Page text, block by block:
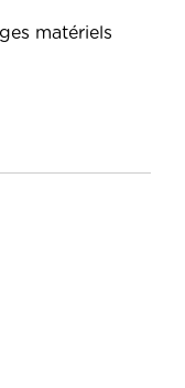
matériels